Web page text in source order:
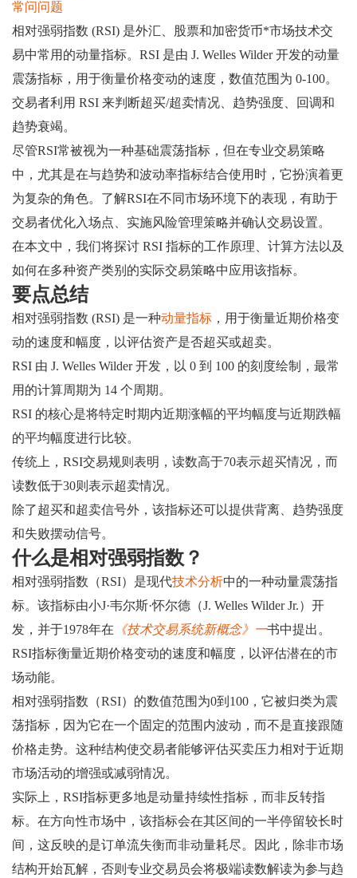
常问问题
相对强弱指数 (RSI) 是外汇、股票和加密货币*市场技术交
易中常用的动量指标。RSI 是由 J. Welles Wilder 开发的动量
震荡指标，用于衡量价格变动的速度，数值范围为 0-100。
交易者利用 RSI 来判断超买/超卖情况、趋势强度、回调和
趋势衰竭。
尽管RSI常被视为一种基础震荡指标，但在专业交易策略
中，尤其是在与趋势和波动率指标结合使用时，它扮演着更
为复杂的角色。了解RSI在不同市场环境下的表现，有助于
交易者优化入场点、实施风险管理策略并确认交易设置。
在本文中，我们将探讨 RSI 指标的工作原理、计算方法以及
如何在多种资产类别的实际交易策略中应用该指标。
要点总结
相对强弱指数 (RSI) 是一种动量指标 ，用于衡量近期价格变
动的速度和幅度，以评估资产是否超买或超卖。
RSI 由 J. Welles Wilder 开发，以 0 到 100 的刻度绘制，最常
用的计算周期为 14 个周期。
RSI 的核心是将特定时期内近期涨幅的平均幅度与近期跌幅
的平均幅度进行比较。
传统上，RSI交易规则表明，读数高于70表示超买情况，而
读数低于30则表示超卖情况。
除了超买和超卖信号外，该指标还可以提供背离、趋势强度
和失败摆动信号。
什么是相对强弱指数？
相对强弱指数（RSI）是现代技术分析中的一种动量震荡指
标。该指标由小J·韦尔斯·怀尔德（J. Welles Wilder Jr.）开
发，并于1978年在 《技术交易系统新概念》一书中提出。
RSI指标衡量近期价格变动的速度和幅度，以评估潜在的市
场动能。
相对强弱指数（RSI）的数值范围为0到100，它被归类为震
荡指标，因为它在一个固定的范围内波动，而不是直接跟随
价格走势。这种结构使交易者能够评估买卖压力相对于近期
市场活动的增强或减弱情况。
实际上，RSI指标更多地是动量持续性指标，而非反转指
标。在方向性市场中，该指标会在其区间的一半停留较长时
间，这反映的是订单流失衡而非动量耗尽。因此，除非市场
结构开始瓦解，否则专业交易员会将极端读数解读为参与趋